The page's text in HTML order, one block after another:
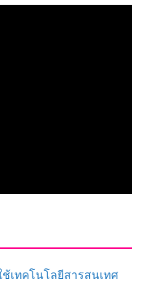
เทคโนโลยีสารสนเทศ